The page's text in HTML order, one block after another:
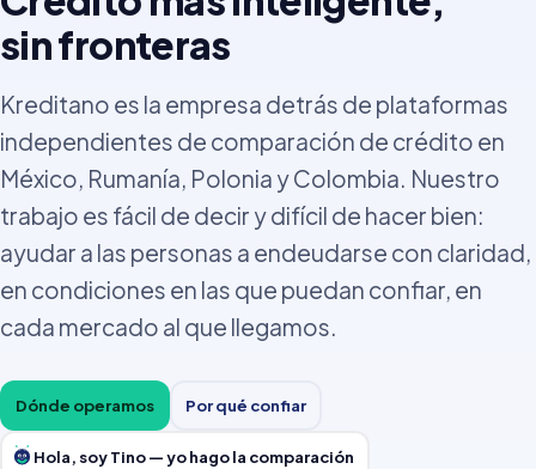
sin fronteras
Kreditano es la empresa detrás de plataformas
independientes de comparación de crédito en
México, Rumanía, Polonia y Colombia. Nuestro
trabajo es fácil de decir y difícil de hacer bien:
ayudar a las personas a endeudarse con claridad,
en condiciones en las que puedan confiar, en
cada mercado al que llegamos.
Dónde operamos Por qué confiar
Hola, soy Tino — yo hago la comparación